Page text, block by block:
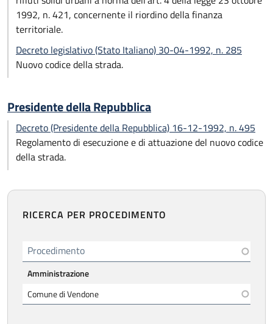
1992, n. 421, concernente il riordino della finanza
territoriale.
Decreto legislativo (Stato Italiano) 30-04-1992, n. 285
Nuovo codice della strada.
Presidente della Repubblica
Decreto (Presidente della Repubblica) 16-12-1992, n. 495
Regolamento di esecuzione e di attuazione del nuovo codice
della strada.
RICERCA PER PROCEDIMENTO
Procedimento
Amministrazione